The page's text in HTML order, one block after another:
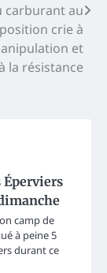
carburant au
crie à
et
la résistance
Éperviers
camp de
à peine 5
durant ce